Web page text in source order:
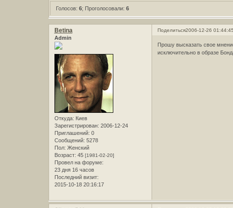
Голосов: 6; Проголосовали: 6
Поделиться2006-12-26 01:44:45
Betina
Admin
Откуда: Киев
Зарегистрирован: 2006-12-24
Приглашений: 0
Сообщений: 5278
Пол: Женский
Возраст: 45 [1981-02-20]
Провел на форуме:
23 дня 16 часов
Последний визит:
2015-10-18 20:16:17
Прошу высказать свое
исключительно в образе